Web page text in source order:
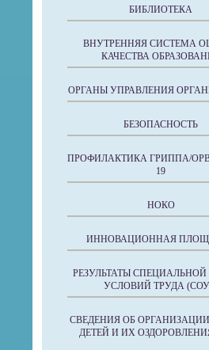
БИБЛИОТЕКА
ВНУТРЕННЯЯ СИСТЕМА
КАЧЕСТВА
ОРГАНЫ УПРАВЛЕНИЯ
БЕЗОПАСНОСТЬ
ПРОФИЛАКТИКА ГРИППА/
19
НОКО
ИННОВАЦИОННАЯ
РЕЗУЛЬТАТЫ
УСЛОВИЙ ТРУДА
СВЕДЕНИЯ ОБ
ДЕТЕЙ И ИХ